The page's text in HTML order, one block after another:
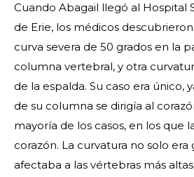
Cuando Abagail llegó al Hospital
de Erie, los médicos
curva severa de 50 grados en la
columna vertebral, y otra
de la espalda. Su caso era único,
de su columna se dirigía al
mayoría de los casos, en los que
corazón. La curvatura no solo era
afectaba a las vértebras más